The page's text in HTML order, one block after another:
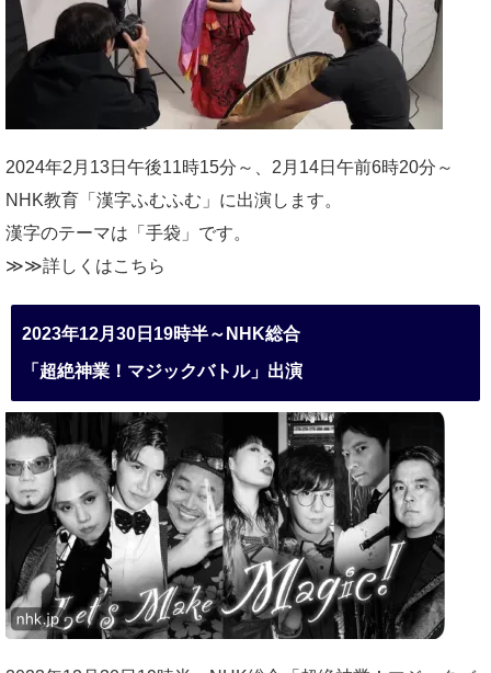
2024年2月13日午後11時15分～、2月14日午前6時20分～
NHK教育「漢字ふむふむ」に出演します。
漢字のテーマは「手袋」です。
≫≫詳しくはこちら
2023年12月30日19時半～NHK総合
「超絶神業！マジックバトル」出演